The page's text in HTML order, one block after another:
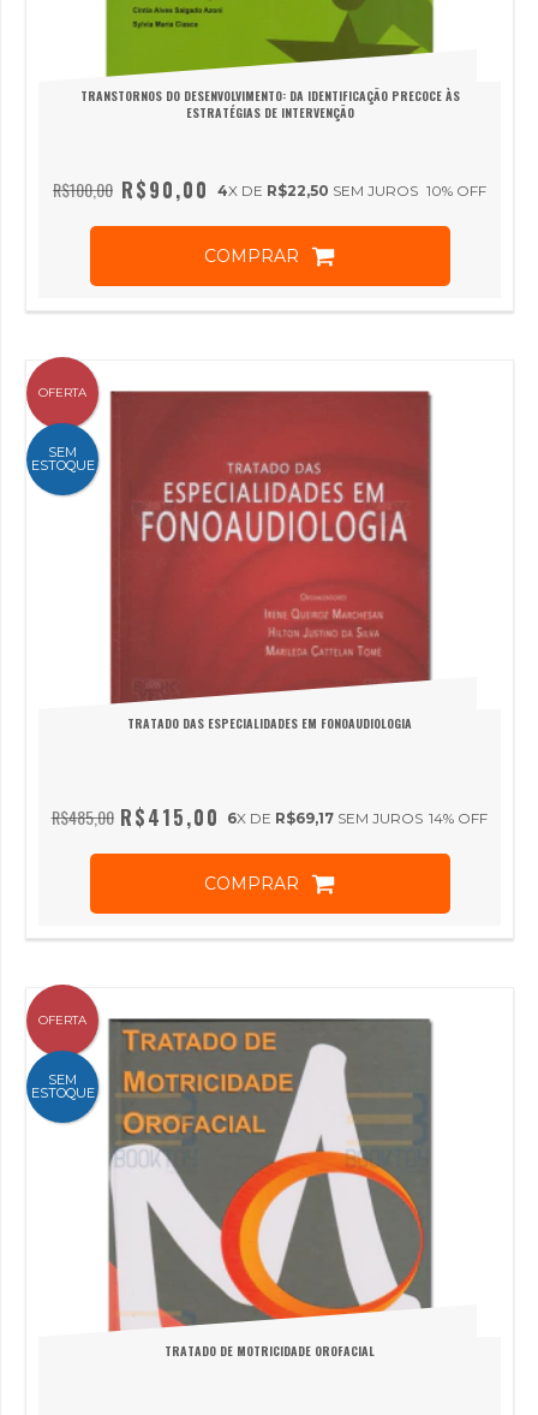
TRANSTORNOS DO DESENVOLVIMENTO: DA IDENTIFICAÇÃO PRECOCE ÀS
ESTRATÉGIAS DE INTERVENÇÃO
R$100,00 10% OFF
R$90,00 4X DE R$22,50 SEM JUROS
COMPRAR
OFERTA
SEM
ESTOQUE
TRATADO DAS ESPECIALIDADES EM FONOAUDIOLOGIA
R$485,00 14% OFF
R$415,00 6X DE R$69,17SEM JUROS
COMPRAR
OFERTA
SEM
ESTOQUE
TRATADO DE MOTRICIDADE OROFACIAL